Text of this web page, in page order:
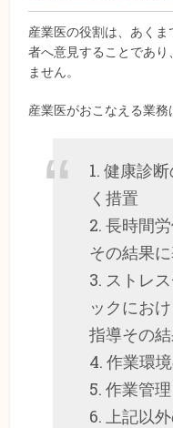
産業医の役割は、あく
者へ意見することであ
ません。
産業医がおこなえる業務
1. 健康診
く措置
2. 長時間
その結果
3. ストレ
ックにお
指導その
4. 作業環
5. 作業管理
6. 上記以